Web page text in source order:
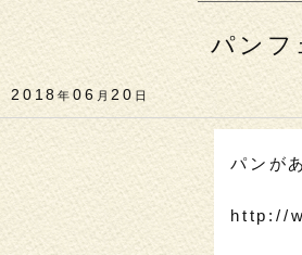
パンフ
2018年06 月 20 日
パンが
http://